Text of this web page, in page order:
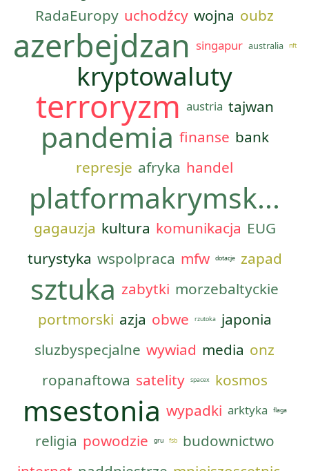
RadaEuropy uchodźcy wojna oubz
azerbejdzan singapur australia nft
kryptowaluty
terroryzm austria tajwan
pandemia finanse bank
represje afryka handel
platformakrymsk...
gagauzja kultura komunikacja EUG
turystyka wspolpraca mfw dotacje zapad
sztuka zabytki morzebaltyckie
portmorski azja obwe rzutoka
japonia
sluzbyspecjalne wywiad media onz
ropanaftowa satelity spacex kosmos
msestonia wypadki arktyka flaga
religia powodzie gru fsb
budownictwo